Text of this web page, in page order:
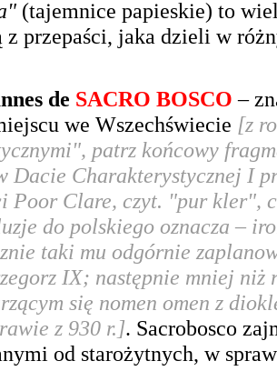
(tajemnice papieskie) to
z przepaści, jaka dzieli w
de SACRO BOSCO –
we Wszechświecie [z
patrz końcowy
Dacie Charakterystycznej I
Poor Clare, czyt. "pur kler",
do polskiego oznacza –
taki mu odgórnie
IX; następnie mniej niż
się nomen omen z
z 930 r.]. Sacrobosco
od starożytnych, w